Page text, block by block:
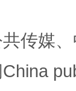
游的“隐身衣”
传媒